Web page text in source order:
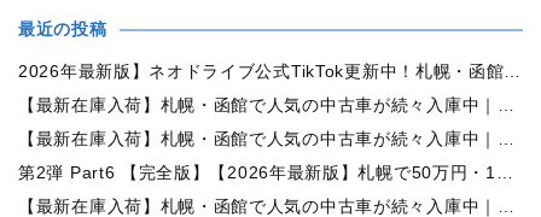
最近の投稿
2026年最新版】ネオドライブ公式TikTok更新中！札幌・函館の中古車情報を動画で発信
【最新在庫入荷】札幌・函館で人気の中古車が続々入庫中｜早い者勝ち！【日産 ルークス660X 4WD】
【最新在庫入荷】札幌・函館で人気の中古車が続々入庫中｜早い者勝ち！【ダイハツ ムーヴコンテ660L 4WD】
第2弾 Part6 【完全版】【2026年最新版】札幌で50万円・100万円・150万円ならどんな中古車が買える？予算別中古車選び完全ガイド
【最新在庫入荷】札幌・函館で人気の中古車が続々入庫中｜早い者勝ち！【トヨタ ヴォクシー2.0ZS煌Ⅱ 4WD】